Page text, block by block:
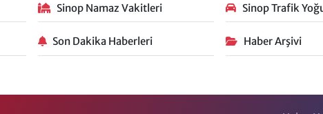
Sinop Namaz Vakitleri Sinop Trafik
Son Dakika Haberleri Haber Arşivi